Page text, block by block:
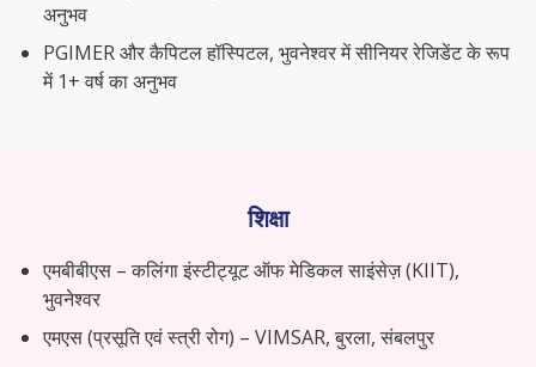
अनुभव
PGIMER और कैपिटल हॉस्पिटल, भुवनेश्वर में सीनियर रेजिडेंट के रूप
में 1+ वर्ष का अनुभव
शिक्षा
एमबीबीएस – कलिंगा इंस्टीट्यूट ऑफ मेडिकल साइंसेज़ (KIIT),
भुवनेश्वर
एमएस (प्रसूति एवं स्त्री रोग) – VIMSAR, बुरला, संबलपुर